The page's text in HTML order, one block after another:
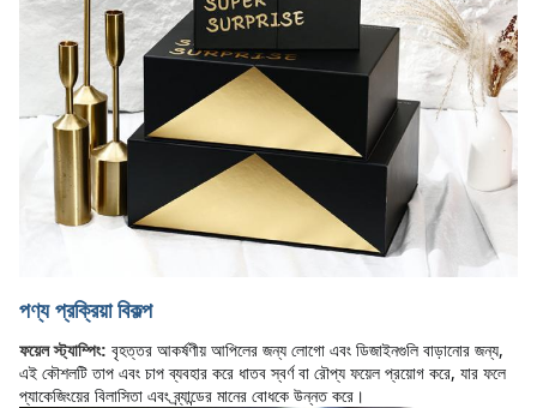
পণ্য প্রক্রিয়া বিকল্প
ফয়েল স্ট্যাম্পিং: বৃহত্তর আকর্ষণীয় আপিলের জন্য লোগো এবং ডিজাইনগুলি বাড়ানোর জন্য,
এই কৌশলটি তাপ এবং চাপ ব্যবহার করে ধাতব স্বর্ণ বা রৌপ্য ফয়েল প্রয়োগ করে, যার ফলে
প্যাকেজিংয়ের বিলাসিতা এবং ব্র্যান্ডের মানের বোধকে উন্নত করে।